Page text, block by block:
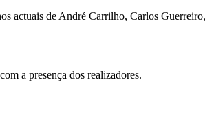
actuais de André Carrilho, Carlos Guerreiro,
a presença dos realizadores.